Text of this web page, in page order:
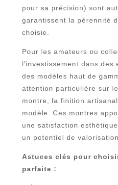
pour sa précision) sont
garantissent la pérennité
choisie.
Pour les amateurs ou
l’investissement dans des
des modèles haut de
attention particulière sur
montre, la finition
modèle. Ces montres
une satisfaction
un potentiel de
Astuces clés pour
parfaite :